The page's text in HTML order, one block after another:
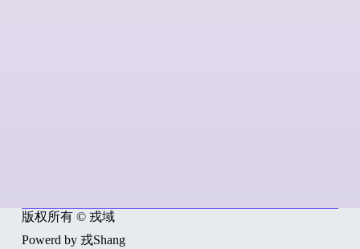
版权所有 © 戎域
Powerd by 戎Shang